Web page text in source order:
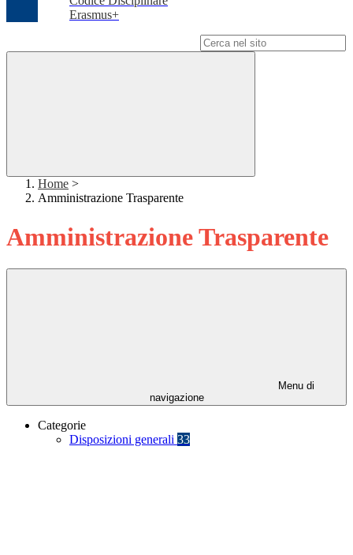
Erasmus+
Home >
Amministrazione Trasparente
Amministrazione Trasparente
Menu di
navigazione
Categorie
Disposizioni generali 33